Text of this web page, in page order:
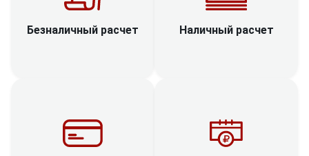
Безналичный расчет Наличный расчет